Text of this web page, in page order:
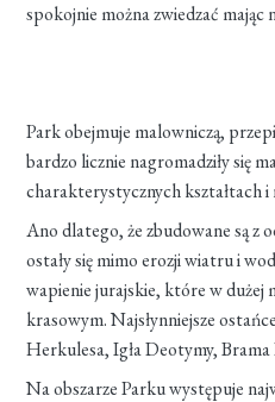
spokojnie można zwiedzać mając
Park obejmuje malowniczą,
bardzo licznie nagromadziły się
charakterystycznych kształtach i
Ano dlatego, że zbudowane są z
ostały się mimo erozji wiatru i
wapienie jurajskie, które w dużej
krasowym. Najsłynniejsze
Herkulesa, Igła Deotymy,
Na obszarze Parku występuje